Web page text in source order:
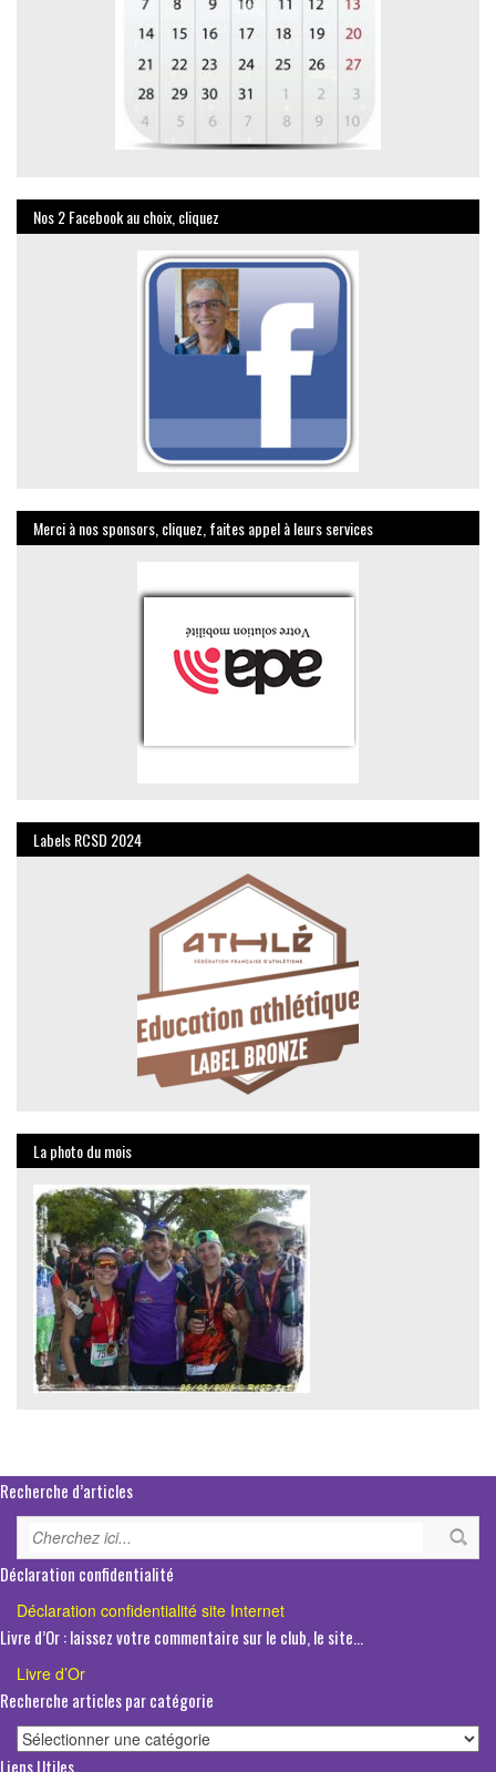
Nos 2 Facebook au choix, cliquez
Merci à nos sponsors, cliquez, faites appel à leurs services
Labels RCSD 2024
La photo du mois
Recherche d’articles
Déclaration confidentialité
Déclaration confidentialité site Internet
Livre d’Or : laissez votre commentaire sur le club, le site…
Livre d’Or
Recherche articles par catégorie
Recherche
articles
Liens Utiles